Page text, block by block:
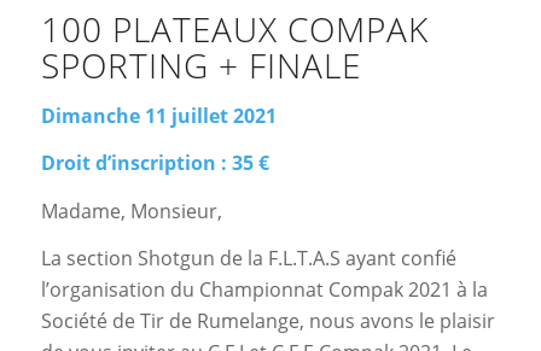
100 PLATEAUX COMPAK
SPORTING + FINALE
Dimanche 11 juillet 2021
Droit d’inscription : 35 €
Madame, Monsieur,
La section Shotgun de la F.L.T.A.S ayant confié
l’organisation du Championnat Compak 2021 à la
Société de Tir de Rumelange, nous avons le plaisir